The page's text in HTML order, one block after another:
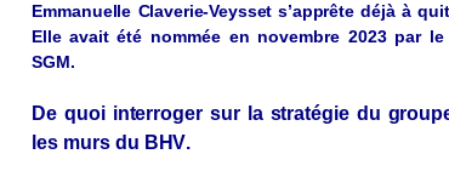
Emmanuelle Claverie-Veysset s’apprête déjà à
Elle avait été nommée en novembre2023 par le
SGM.
De quoi interrogersur la stratégiedu g
les murs du BHV.